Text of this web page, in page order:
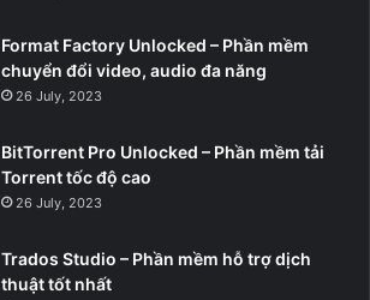
Format Factory Unlocked – Phần mềm
chuyển đổi video, audio đa năng
26 July, 2023
BitTorrent Pro Unlocked – Phần mềm tải
Torrent tốc độ cao
26 July, 2023
Trados Studio – Phần mềm hỗ trợ dịch
thuật tốt nhất